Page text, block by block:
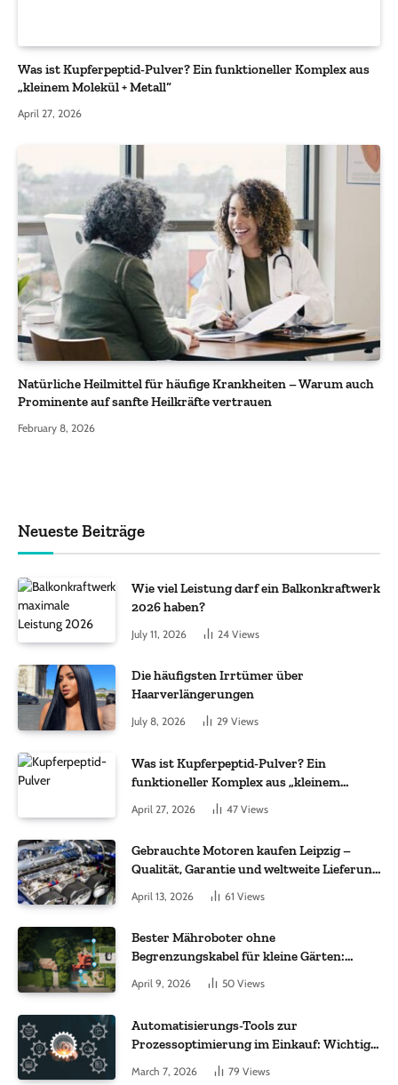
Was ist Kupferpeptid-Pulver? Ein funktioneller Komplex aus
„kleinem Molekül + Metall“
April 27, 2026
Natürliche Heilmittel für häufige Krankheiten – Warum auch
Prominente auf sanfte Heilkräfte vertrauen
February 8, 2026
Neueste Beiträge
Wie viel Leistung darf ein Balkonkraftwerk
2026 haben?
July 11, 2026 24 Views
Die häufigsten Irrtümer über
Haarverlängerungen
July 8, 2026 29 Views
Was ist Kupferpeptid-Pulver? Ein
funktioneller Komplex aus „kleinem
Molekül + Metall“
April 27, 2026 47 Views
Gebrauchte Motoren kaufen Leipzig –
Qualität, Garantie und weltweite Lieferung
April 13, 2026 61 Views
Bester Mähroboter ohne
Begrenzungskabel für kleine Gärten:
Worauf es bei 200 bis 500 m² wirklich
ankommt
April 9, 2026 50 Views
Automatisierungs-Tools zur
Prozessoptimierung im Einkauf: Wichtige
Funktionen, auf die Sie achten sollten
March 7, 2026 79 Views